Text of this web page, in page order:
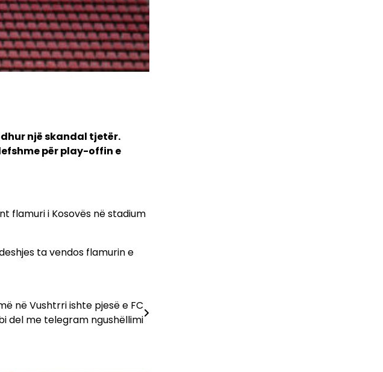
një skandal tjetër.
për play-offin e
flamuri i Kosovës në stadium
ta vendos flamurin e
në Vushtrri ishte pjesë e FC
del me telegram ngushëllimi